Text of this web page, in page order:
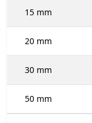
15 mm
20 mm
30 mm
50 mm